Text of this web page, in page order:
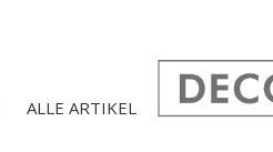
ALLE ARTIKEL